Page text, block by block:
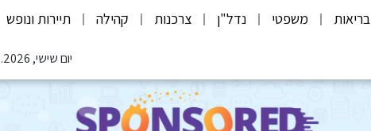
בריאות משפטי נדל"ן צרכנות קהילה תיירות ונופש
יום שישי, 07.08.2026